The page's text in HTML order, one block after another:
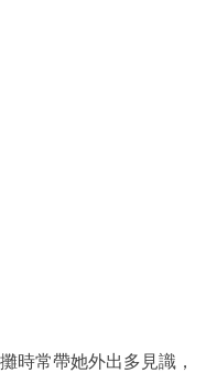
時常帶她外出多見識，